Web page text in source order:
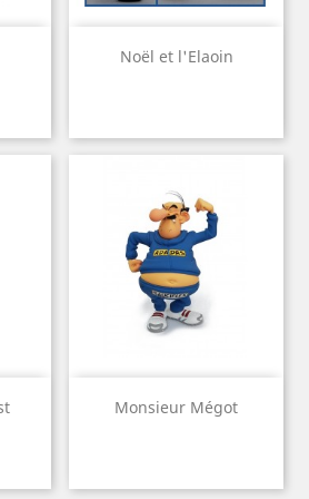
Noël et l'Elaoin
Monsieur Mégot